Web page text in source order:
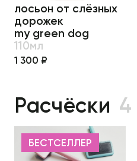
лосьон от слёзных
дорожек
my green dog
110мл
1 300 ₽
Расчёски 4
БЕСТСЕЛЛЕР